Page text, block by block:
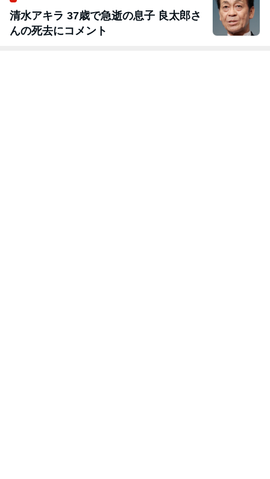
清水アキラ 37歳で急逝の息子 良太郎さ
んの死去にコメント